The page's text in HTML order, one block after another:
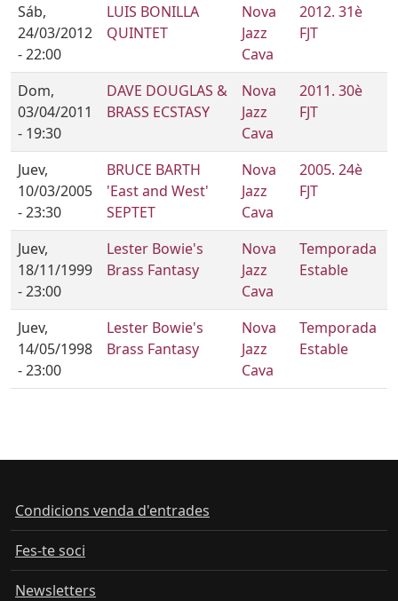
Sáb,
24/03/2012
- 22:00
LUIS BONILLA
QUINTET
Nova
Jazz
Cava
2012. 31è
FJT
Dom,
03/04/2011
- 19:30
DAVE DOUGLAS &
BRASS ECSTASY
Nova
Jazz
Cava
2011. 30è
FJT
Juev,
10/03/2005
- 23:30
BRUCE BARTH
'East and West'
SEPTET
Nova
Jazz
Cava
2005. 24è
FJT
Juev,
18/11/1999
- 23:00
Lester Bowie's
Brass Fantasy
Nova
Jazz
Cava
Temporada
Estable
Juev,
14/05/1998
- 23:00
Lester Bowie's
Brass Fantasy
Nova
Jazz
Cava
Temporada
Estable
Condicions venda d'entrades
Fes-te soci
Newsletters